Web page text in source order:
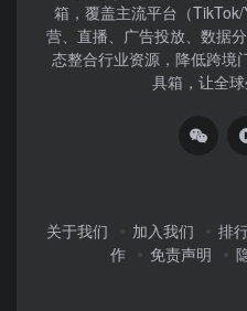
箱，覆盖主流平台（
营、直播、广告投放、数据
态整合行业资源，降低跨
具箱，让全
关于我们 加入我们 排
作
免责声明